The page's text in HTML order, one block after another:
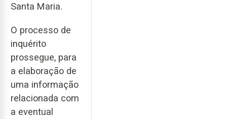
Santa Maria.
O processo de
inquérito
prossegue, para
a elaboração de
uma informação
relacionada com
a eventual